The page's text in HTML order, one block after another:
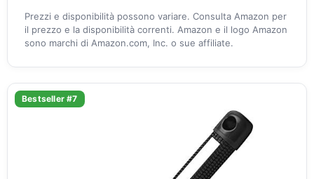
Prezzi e disponibilità possono variare. Consulta Amazon per
il prezzo e la disponibilità correnti. Amazon e il logo Amazon
sono marchi di Amazon.com, Inc. o sue affiliate.
Bestseller #7